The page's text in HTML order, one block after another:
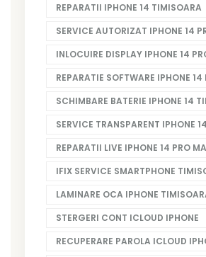
REPARATII IPHONE 14 TIMISOARA
SERVICE AUTORIZAT IPHONE 14
INLOCUIRE DISPLAY IPHONE 14
REPARATIE SOFTWARE IPHONE 14
SCHIMBARE BATERIE IPHONE 14
SERVICE TRANSPARENT IPHONE 14
REPARATII LIVE IPHONE 14 PRO
IFIX SERVICE SMARTPHONE
LAMINARE OCA IPHONE
STERGERI CONT ICLOUD IPHONE
RECUPERARE PAROLA ICLOUD